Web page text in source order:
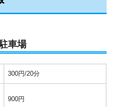
車場
300円/20分
900円